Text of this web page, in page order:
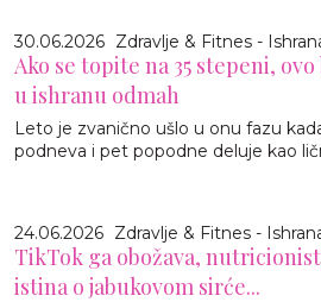
30.06.2026 Zdravlje & Fitnes -
Ako se topite na 35 stepeni,
u ishranu odmah
Leto je zvanično ušlo u onu fazu
podneva i pet popodne deluje kao
24.06.2026 Zdravlje & Fitnes -
TikTok ga obožava,
istina o jabukovom sirće...